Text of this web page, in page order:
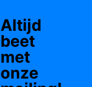
Altijd
beet
met
onze